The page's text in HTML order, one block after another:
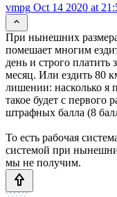
vmpg Oct 14 2020 at
При нынешних
помешает многим
день и строго платить
месяц. Или ездить 80
лишении: насколько я
такое будет с первого
штрафных балла (8
То есть рабочая
системой при
мы не получим.